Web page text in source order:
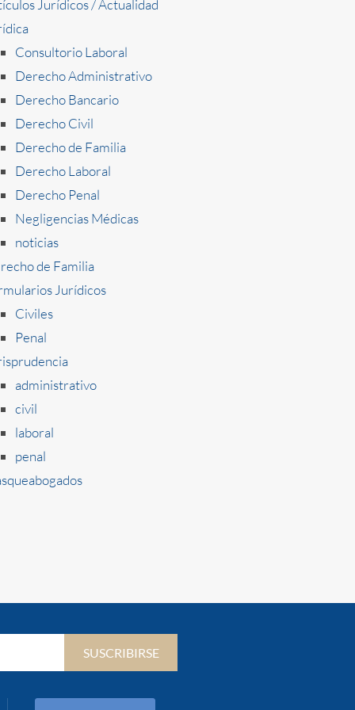
Jurídicos / Actualidad
Consultorio Laboral
Derecho Administrativo
Derecho Bancario
Derecho Civil
Derecho de Familia
Derecho Laboral
Derecho Penal
Negligencias Médicas
noticias
de Familia
Jurídicos
Civiles
Penal
administrativo
civil
laboral
penal
SUSCRIBIRSE